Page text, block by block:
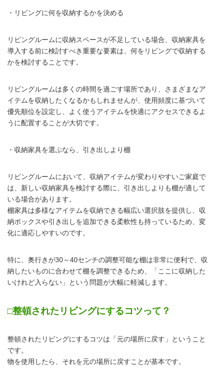
・リビングに何を収納するかを決める
リビングルームに収納スペースが不足している場合、収納家具を
導入する前に検討すべき重要な要素は、何をリビングで収納する
かを検討することです。
リビングルームは多くの時間を過ごす場所であり、さまざまなア
イテムを収納したくなるかもしれませんが、使用頻度に基づいて
優先順位を設定し、よく使うアイテムを快適にアクセスできるよ
うに配置することが大切です。
・収納家具を選ぶなら、引き出しより棚
リビングルームにおいて、収納アイテムが変わりやすいご家庭で
は、新しい収納家具を検討する際に、引き出しよりも棚が適して
いる場合があります。
棚家具は多様なアイテムを収納できる幅広い選択肢を提供し、収
納ボックスや引き出しを追加できる柔軟性も持っているため、変
化に適応しやすいのです。
特に、奥行きが30～40センチの調整可能な棚は非常に便利で、収
納したいものに合わせて棚を調整できるため、「ここに収納した
いけれど入らない」という問題が大幅に軽減します。
□整頓されたリビングにするコツって？
整頓されたリビングにするコツは「元の場所に戻す」ということ
です。
物を使用したら、それを元の場所に戻すことが基本です。